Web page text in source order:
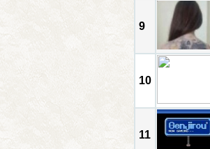
9
10
11